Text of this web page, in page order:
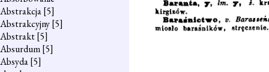
Abstrakcja[5]
Abstrakcyjny[5]
Abstrakt[5]
Absurdum[5]
Absyda[5]